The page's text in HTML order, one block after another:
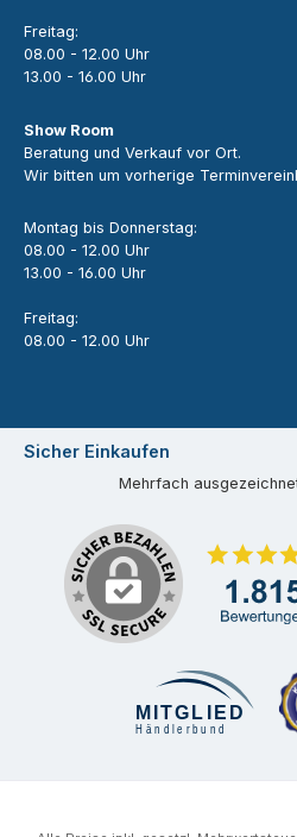
Freitag:
08.00 - 12.00 Uhr
13.00 - 16.00 Uhr
Show Room
Beratung und Verkauf vor Ort.
Wir bitten um vorherige
Montag bis Donnerstag:
08.00 - 12.00 Uhr
13.00 - 16.00 Uhr
Freitag:
08.00 - 12.00 Uhr
Sicher Einkaufen
Mehrfach